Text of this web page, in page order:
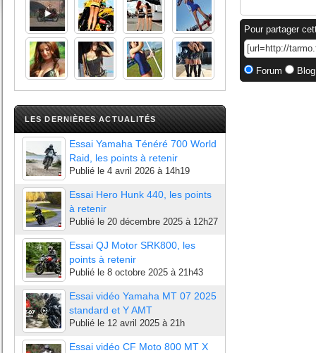
LES DERNIÈRES ACTUALITÉS
Essai Yamaha Ténéré 700 World
Raid, les points à retenir
Publié le 4 avril 2026 à 14h19
Essai Hero Hunk 440, les points
à retenir
Publié le 20 décembre 2025 à 12h27
Essai QJ Motor SRK800, les
points à retenir
Publié le 8 octobre 2025 à 21h43
Essai vidéo Yamaha MT 07 2025
standard et Y AMT
Publié le 12 avril 2025 à 21h
Essai vidéo CF Moto 800 MT X
Pour partager
Forum